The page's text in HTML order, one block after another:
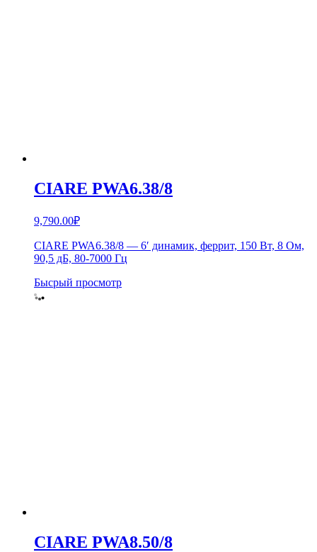
CIARE PWA6.38/8
9,790.00₽
CIARE PWA6.38/8 — 6′ динамик, феррит, 150 Вт, 8 Ом,
90,5 дБ, 80-7000 Гц
Бысрый просмотр
CIARE PWA8.50/8